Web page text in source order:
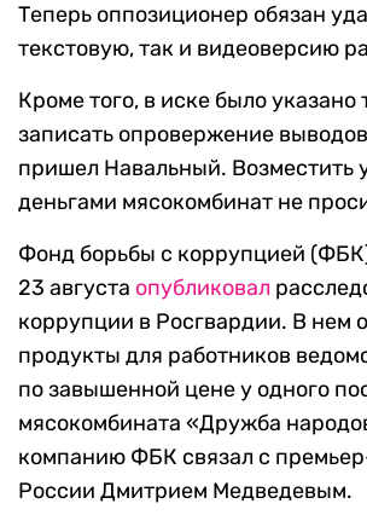
Теперь оппозиционер обязан
текстовую, так и видеоверсию
Кроме того, в иске было указано
записать опровержение
пришел Навальный. Возместить
деньгами мясокомбинат не
Фонд борьбы с коррупцией
23 августа опубликовал
коррупции в Росгвардии. В нем
продукты для работников
по завышенной цене у одного
мясокомбината «Дружба
компанию ФБК связал с
России Дмитрием Медведевым.